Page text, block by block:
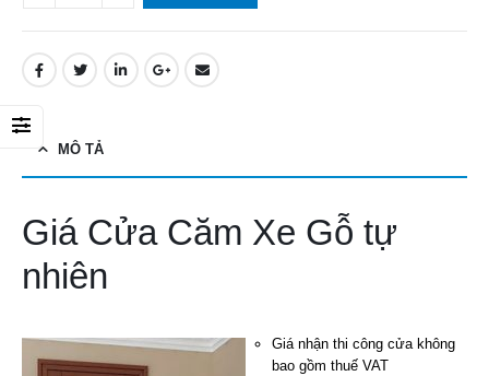
MÔ TẢ
Giá Cửa Căm Xe Gỗ tự
nhiên
Giá nhận thi công cửa không
bao gồm thuế VAT